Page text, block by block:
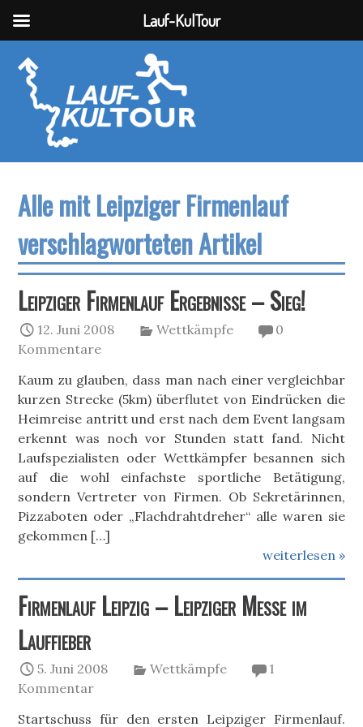
Alle mit Leipziger Firmenlauf
verschlagworteten Artikel
Leipziger Firmenlauf Ergebnisse – Sieg!
12. Juni 2008 Wettkämpfe
0
Kommentare
Kaum zu glauben, dass man nach einer vergleichbar
kurzen Strecke (5km) überflutet von Eindrücken die
Heimreise antritt und erst nach dem Event langsam
erkennt was noch vor Stunden statt fand. Nicht
Laufspezialisten oder Wettkämpfer besannen sich
auf die wohl einfachste sportliche Betätigung,
sondern Vertreter von Firmen. Ob Sekretärinnen,
Pizzaboten oder „Flachdrahtdreher“ alle waren sie
gekommen […]
weiterlesen »
Firmenlauf Leipzig – Leipziger Messe im
Lauffieber
5. Juni 2008 Wettkämpfe
1
Kommentar
Startschuss für den ersten Leipziger Firmenlauf.
Lauf-KulTour